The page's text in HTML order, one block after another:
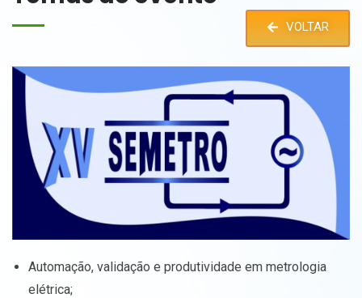
VOLTAR
Automação, validação e produtividade em metrologia
elétrica;